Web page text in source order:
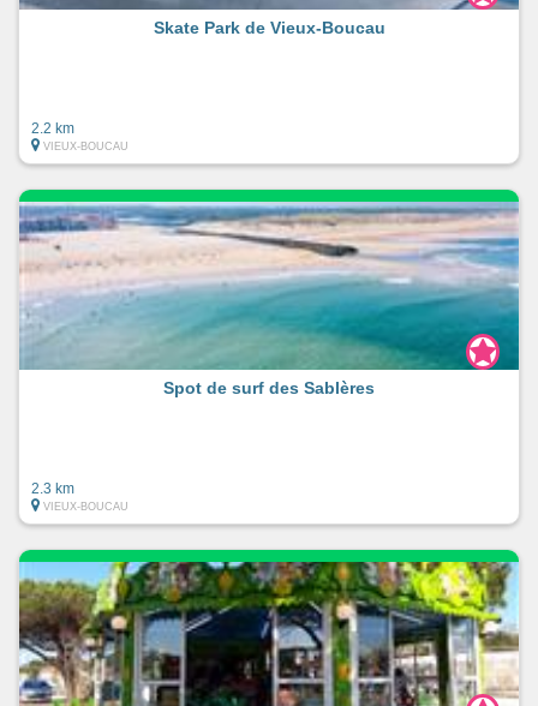
Skate Park de Vieux-Boucau
2.2 km
VIEUX-BOUCAU
Spot de surf des Sablères
2.3 km
VIEUX-BOUCAU